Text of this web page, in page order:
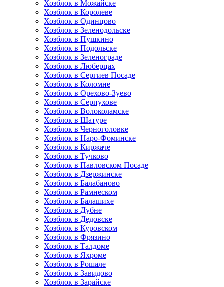
Хозблок в Можайске
Хозблок в Королеве
Хозблок в Одинцово
Хозблок в Зеленодольске
Хозблок в Пушкино
Хозблок в Подольске
Хозблок в Зеленограде
Хозблок в Люберцах
Хозблок в Сергиев Посаде
Хозблок в Коломне
Хозблок в Орехово-Зуево
Хозблок в Серпухове
Хозблок в Волоколамске
Хозблок в Шатуре
Хозблок в Черноголовке
Хозблок в Наро-Фоминске
Хозблок в Киржаче
Хозблок в Тучково
Хозблок в Павловском Посаде
Хозблок в Дзержинске
Хозблок в Балабаново
Хозблок в Рамнеском
Хозблок в Балашихе
Хозблок в Дубне
Хозблок в Дедовске
Хозблок в Куровском
Хозблок в Фрязино
Хозблок в Талдоме
Хозблок в Яхроме
Хозблок в Рошале
Хозблок в Завидово
Хозблок в Зарайске